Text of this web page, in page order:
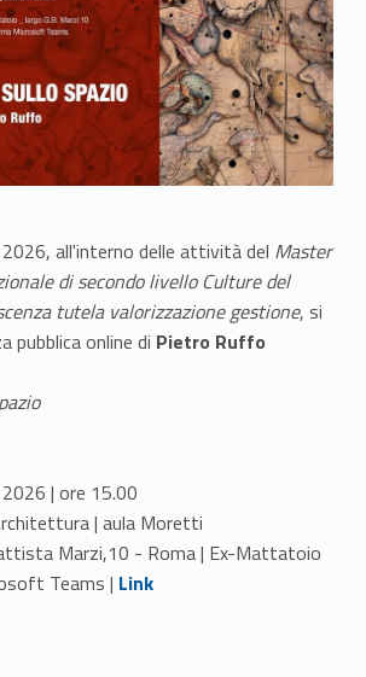
all'interno delle attività del Master
di secondo livello Culture del
tutela valorizzazione gestione, si
pubblica online di Pietro Ruffo
| ore 15.00
| aula Moretti
Marzi,10 - Roma | Ex-Mattatoio
Teams | Link identifier #identifier__166602-1Link